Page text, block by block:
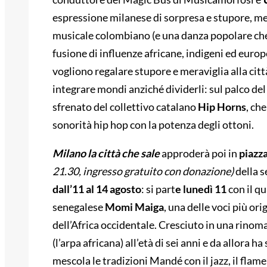
espressione milanese di sorpresa e stupore,
musicale colombiano (e una danza popolare
fusione di influenze africane, indigeni ed
vogliono regalare stupore e meraviglia alla
integrare mondi anziché dividerli: sul palco
sfrenato del collettivo catalanoHip Horns,
sonorità hip hop con la potenza degli ottoni.
Milano la città che saleapproderà poi in
21.30, ingresso gratuito con donazione)della
dall’11 al 14 agosto: si parte lunedì 11con il
senegaleseMomi Maiga, una delle voci più
dell’Africa occidentale. Cresciuto in una
(l’arpa africana) all’età di sei anni e da allora
mescola le tradizioni Mandé con il jazz, il